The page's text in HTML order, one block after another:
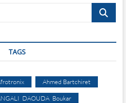
Recherche
TAGS
Ahmed Bartchiret
DAOUDA Boukar